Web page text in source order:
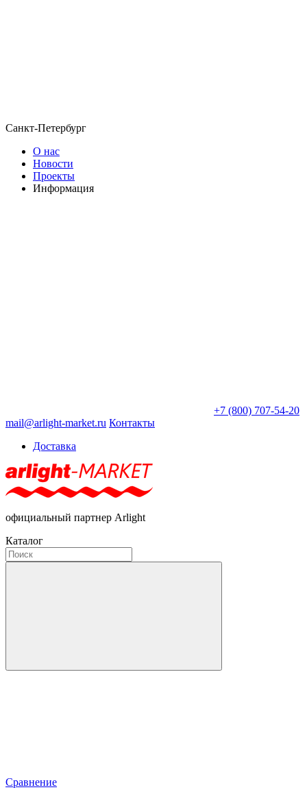
Санкт-Петербург
О нас
Новости
Проекты
Информация
+7 (800) 707-54-20
mail@arlight-market.ru Контакты
Доставка
официальный партнер Arlight
Каталог
Сравнение